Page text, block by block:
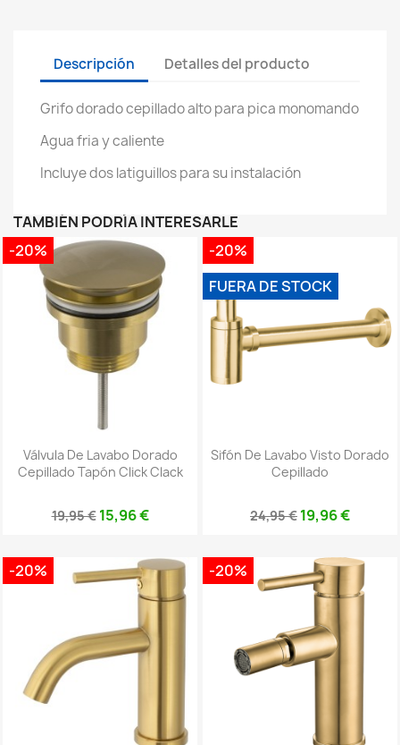
Descripción Detalles del producto
Grifo dorado cepillado alto para pica monomando
Agua fria y caliente
Incluye dos latiguillos para su instalación
TAMBIÉN PODRÍA INTERESARLE
Válvula De Lavabo Dorado
Cepillado Tapón Click Clack
19,95 € 15,96 €
-20%
Sifón De Lavabo Visto Dorado
Cepillado
24,95 € 19,96 €
-20%
FUERA DE STOCK
-20% -20%